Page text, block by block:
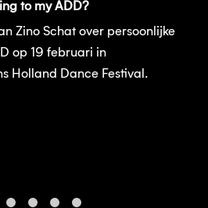
to my ADD?
Zino Schat over persoonlijke
op 19 februari in
Holland Dance Festival.